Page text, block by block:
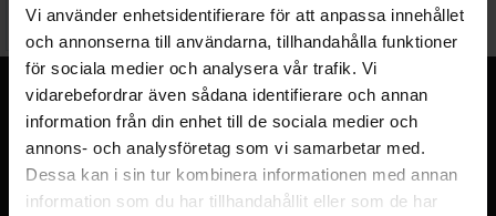
Vi använder enhetsidentifierare för att anpassa innehållet
och annonserna till användarna, tillhandahålla funktioner
för sociala medier och analysera vår trafik. Vi
vidarebefordrar även sådana identifierare och annan
information från din enhet till de sociala medier och
annons- och analysföretag som vi samarbetar med.
Dessa kan i sin tur kombinera informationen med annan
information som du har tillhandahållit eller som de har
309 SEK
155 SEK I lager:1
Terraspel.se
Sveriges nya, stora webbutik för brädspel, Warhammer
miniatyrspill och samlarkort med över 20 års erfarenhet från
Norge.